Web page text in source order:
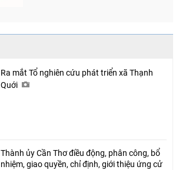
Ra mắt Tổ nghiên cứu phát triển xã Thạnh
Quới
Thành ủy Cần Thơ điều động, phân công, bổ
nhiệm, giao quyền, chỉ định, giới thiệu ứng cử